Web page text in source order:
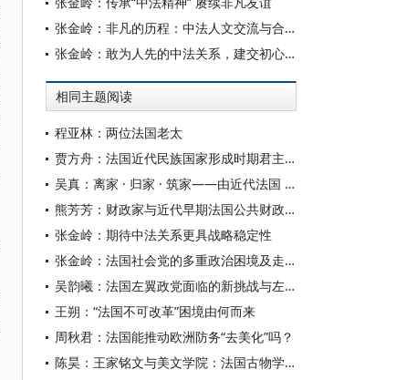
张金岭：非凡的历程：中法人文交流与合作60年
张金岭：敢为人先的中法关系，建交初心与早期互动
相同主题阅读
程亚林：两位法国老太
贾方舟：法国近代民族国家形成时期君主即位仪式的三级结构
吴真：离家 · 归家 · 筑家——由近代法国 “ 女性—家庭 ” 的关系变迁史论 “ 家 ” 的三重化身
熊芳芳：财政家与近代早期法国公共财政管理
张金岭：期待中法关系更具战略稳定性
张金岭：法国社会党的多重政治困境及走势
吴韵曦：法国左翼政党面临的新挑战与左翼联合新变化
王朔：“法国不可改革”困境由何而来
周秋君：法国能推动欧洲防务“去美化”吗？
陈昊：王家铭文与美文学院：法国古物学的璀璨明珠